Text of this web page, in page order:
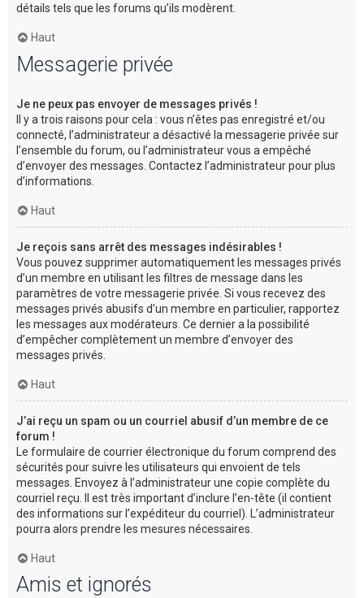
détails tels que les forums qu’ils modèrent.
Haut
Messagerie privée
Je ne peux pas envoyer de messages privés !
Il y a trois raisons pour cela : vous n’êtes pas enregistré et/ou
connecté, l’administrateur a désactivé la messagerie privée sur
l’ensemble du forum, ou l’administrateur vous a empêché
d’envoyer des messages. Contactez l’administrateur pour plus
d’informations.
Haut
Je reçois sans arrêt des messages indésirables !
Vous pouvez supprimer automatiquement les messages privés
d’un membre en utilisant les filtres de message dans les
paramètres de votre messagerie privée. Si vous recevez des
messages privés abusifs d’un membre en particulier, rapportez
les messages aux modérateurs. Ce dernier a la possibilité
d’empêcher complètement un membre d’envoyer des
messages privés.
Haut
J’ai reçu un spam ou un courriel abusif d’un membre de ce
forum !
Le formulaire de courrier électronique du forum comprend des
sécurités pour suivre les utilisateurs qui envoient de tels
messages. Envoyez à l’administrateur une copie complète du
courriel reçu. Il est très important d’inclure l’en-tête (il contient
des informations sur l’expéditeur du courriel). L’administrateur
pourra alors prendre les mesures nécessaires.
Haut
Amis et ignorés